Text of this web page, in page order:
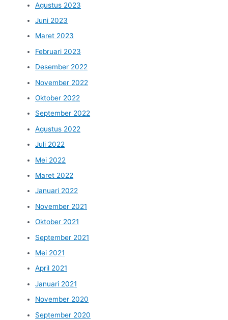
Agustus 2023
Juni 2023
Maret 2023
Februari 2023
Desember 2022
November 2022
Oktober 2022
September 2022
Agustus 2022
Juli 2022
Mei 2022
Maret 2022
Januari 2022
November 2021
Oktober 2021
September 2021
Mei 2021
April 2021
Januari 2021
November 2020
September 2020